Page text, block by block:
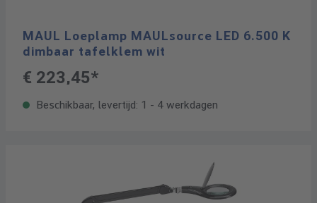
MAUL Loeplamp MAULsource LED 6.500 K
dimbaar tafelklem wit
€ 223,45*
Beschikbaar, levertijd: 1 - 4 werkdagen